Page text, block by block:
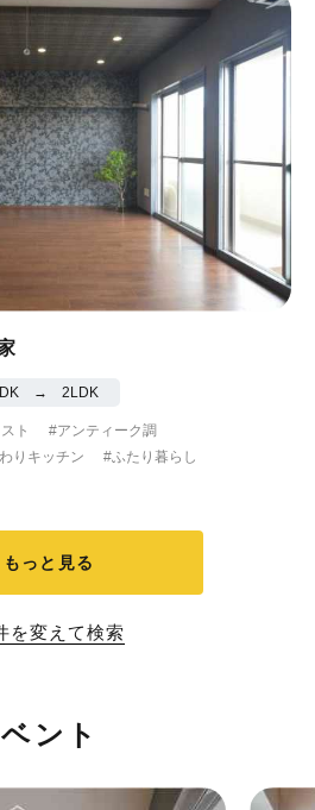
→ 2LDK
ト
#アンティーク調
りキッチン #ふたり暮らし
もっと見る
を変えて検索
ント